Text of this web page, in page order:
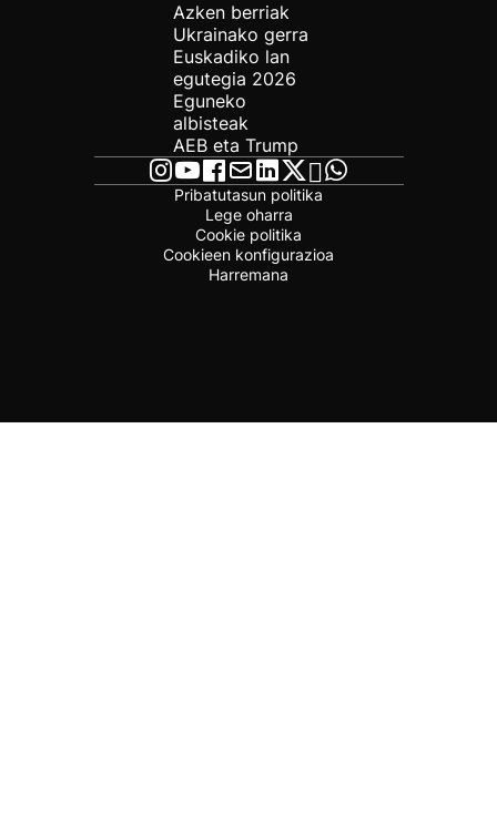
Azken berriak
Ukrainako gerra
Euskadiko lan
egutegia 2026
Eguneko
albisteak
AEB eta Trump
Pribatutasun politika
Lege oharra
Cookie politika
Cookieen konfigurazioa
Harremana